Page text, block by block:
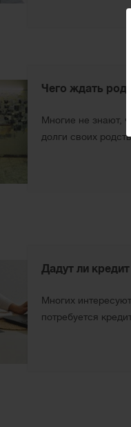
Чего ждать
Многие не знают,
долги своих
Дадут ли
Многих
потребуется